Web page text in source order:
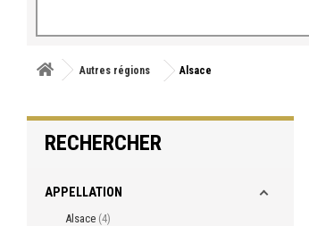
Autres régions Alsace
RECHERCHER
APPELLATION
Alsace 4